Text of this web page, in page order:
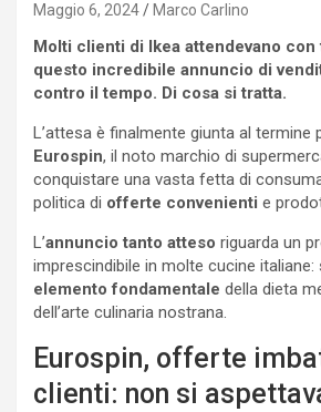
Maggio 6, 2024 Marco Carlino
Molti clienti di Ikea attendevano
questo incredibile annuncio di
contro il tempo. Di cosa si tratta.
L’attesa è finalmente giunta al termine
Eurospin, il noto marchio di
conquistare una vasta fetta di
politica di offerte convenienti e
L’annuncio tanto atteso riguarda un
imprescindibile in molte cucine italiane:
elemento fondamentale della dieta
dell’arte culinaria nostrana.
Eurospin, offerte
clienti: non si